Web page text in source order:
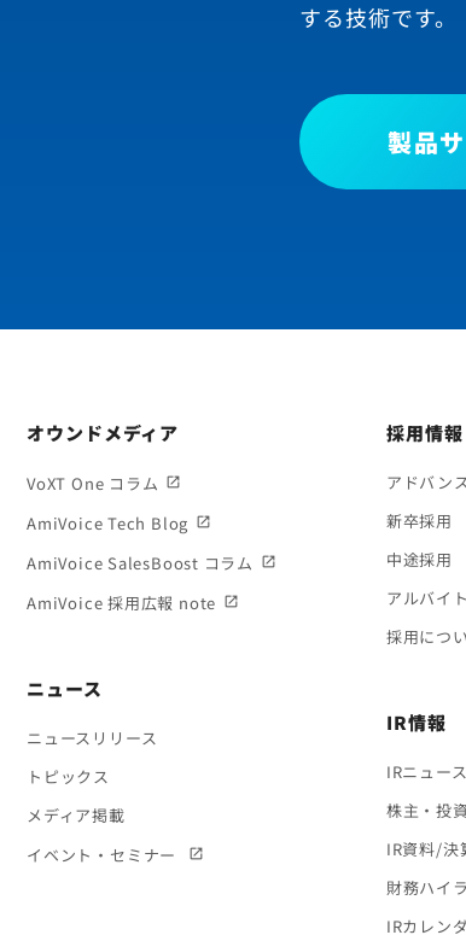
する技術です。
製品
オウンドメディア
VoXT One コラム
AmiVoice Tech Blog
AmiVoice SalesBoost コラム
AmiVoice 採用広報 note
ニュース
ニュースリリース
トピックス
メディア掲載
イベント・セミナー
採用情報
アドバン
新卒採用
中途採用
アルバイ
採用につ
IR情報
IRニュー
株主・投
IR資料/決
財務ハイ
IRカレン